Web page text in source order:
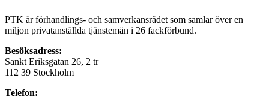
PTK är förhandlings- och samverkansrådet som samlar över en
miljon privatanställda tjänstemän i 26 fackförbund.
Besöksadress:
Sankt Eriksgatan 26, 2 tr
112 39 Stockholm
Telefon: